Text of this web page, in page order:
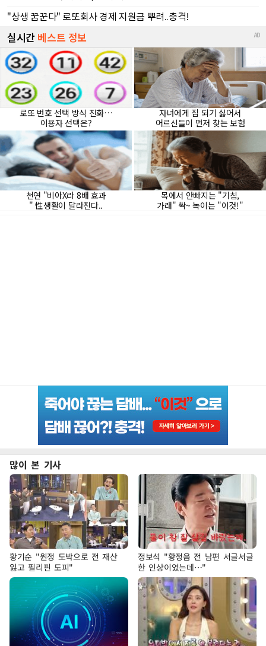
많이 본 기사
황기순 "원정 도박으로 전 재산
잃고 필리핀 도피"
정보석 "황정음 전 남편 서글서글
한 인상이었는데…"